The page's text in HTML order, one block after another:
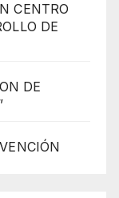
CENTRO
DE
DE